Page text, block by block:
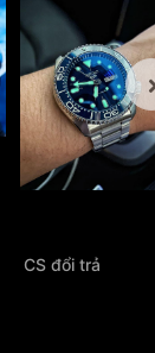
CS đổi trả